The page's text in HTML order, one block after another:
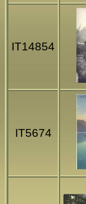
IT14854
IT5674